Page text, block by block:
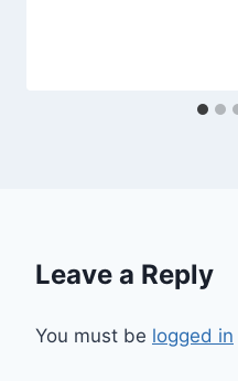
Leave a Reply
You must be logged in